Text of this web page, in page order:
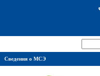
Сведения о МСЭ